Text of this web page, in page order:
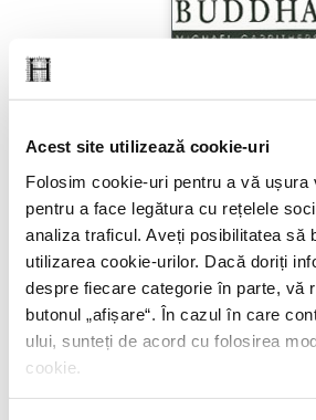
Acest site utilizează cookie-uri
Folosim cookie-uri pentru a vă ușura
pentru a face legătura cu rețelele
analiza traficul. Aveți posibilitatea să
utilizarea cookie-urilor. Dacă doriți
despre fiecare categorie în parte, vă
butonul „ afișare“. În cazul în care
ului, sunteți de acord cu folosirea
cookie.
Michael Carrithers,